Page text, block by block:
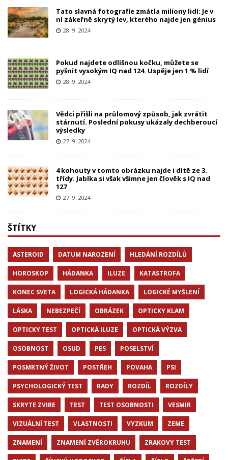
Tato slavná fotografie zmátla miliony lidí: Je v
ní zákeřně skrytý lev, kterého najde jen génius
28. 9. 2024
Pokud najdete odlišnou kočku, můžete se
pyšnit vysokým IQ nad 124. Uspěje jen 1 % lidí
28. 9. 2024
Vědci přišli na průlomový způsob, jak zvrátit
stárnutí. Poslední pokusy ukázaly dechberoucí
výsledky
27. 9. 2024
4 kohouty v tomto obrázku najde i dítě ze 3.
třídy. Jablka si však všimne jen člověk s IQ nad
127
27. 9. 2024
ŠTÍTKY
ASTEROID DATUM NAROZENÍ HLEDÁNÍ ROZDÍLŮ
HOROSKOP HÁDANKA ILUZE KATASTROFA
KONEC SVETA LOGICKÁ HÁDANKA LOGICKÉ MYŠLENÍ
LÁSKA NEBEZPEČÍ OBRÁZEK OPTICKY KLAM
OPTICKY TEST OPTICKÁ ILUZE OPTICKÁ VÝZVA
OSOBNOST OSUD PES POSELSTVÍ
POSMRTNÝ ŽIVOT POSTŘEH POVAHA PSI
PSYCHOLOGICKÝ TEST RADY ROZDÍL ROZDÍLY
SKRYTE ZVIRE TEST TEST OSOBNOSTI VESMIR
VIZUÁLNÍ TEST VLASTNOSTI VYZKUM ZEME
ZNAMENÍ ZNAMENÍ ZVĚROKRUHU ZRAKOVY TEST